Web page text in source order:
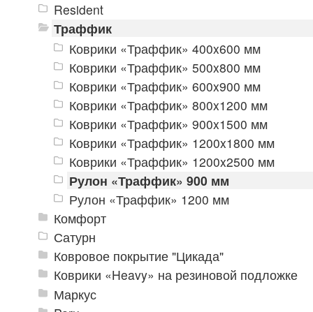
Resident
Траффик
Коврики «Траффик» 400x600 мм
Коврики «Траффик» 500x800 мм
Коврики «Траффик» 600x900 мм
Коврики «Траффик» 800x1200 мм
Коврики «Траффик» 900x1500 мм
Коврики «Траффик» 1200x1800 мм
Коврики «Траффик» 1200x2500 мм
Рулон «Траффик» 900 мм
Рулон «Траффик» 1200 мм
Комфорт
Сатурн
Ковровое покрытие "Цикада"
Коврики «Heavy» на резиновой подложке
Маркус